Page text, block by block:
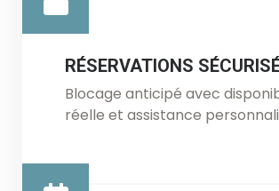
RÉSERVATIONS
Blocage anticipé avec
réelle et assistance